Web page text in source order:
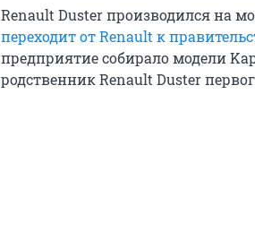
Renault Duster производился на
переходит от Renault к
предприятие собирало модели
родственник Renault Duster